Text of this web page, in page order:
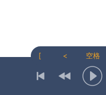
[ < 空格